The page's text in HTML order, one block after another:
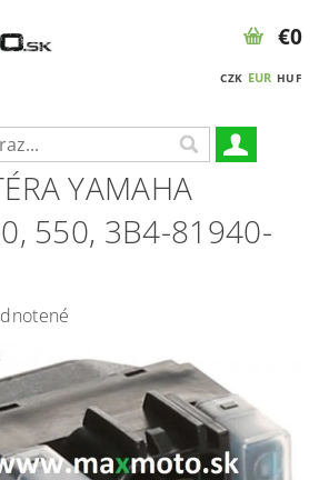
CZK EUR HUF
€0
YAMAHA
550, 3B4-81940-